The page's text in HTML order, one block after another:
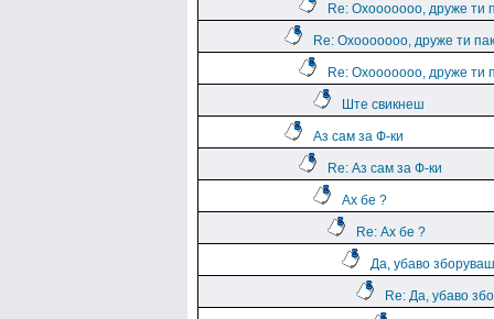
Re: Охооооооо, друже ти
Re: Охооооооо, друже ти пак
Re: Охооооооо, друже ти
Ште свикнеш
Аз сам за Ф-ки
Re: Аз сам за Ф-ки
Ах бе ?
Re: Ах бе ?
Да, убаво зборуваш
Re: Да, убаво